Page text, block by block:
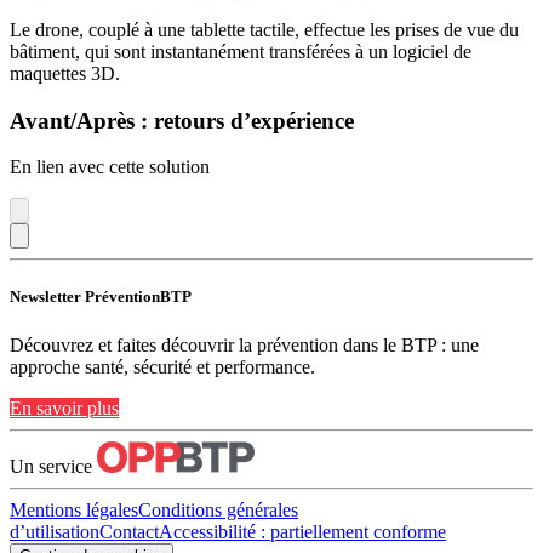
Le drone, couplé à une tablette tactile, effectue les prises de vue du
bâtiment, qui sont instantanément transférées à un logiciel de
maquettes 3D.
Avant/Après : retours d’expérience
En lien avec cette solution
Newsletter PréventionBTP
Découvrez et faites découvrir la prévention dans le BTP : une
approche santé, sécurité et performance.
En savoir plus
Un service
Mentions légalesConditions générales
d’utilisationContactAccessibilité : partiellement conforme